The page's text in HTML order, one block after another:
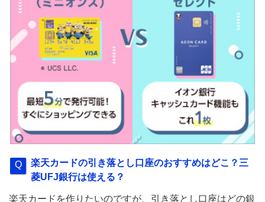
楽天カードの引き落とし口座のおすすめはどこ？三
菱UFJ銀行は使える？
楽天カードを作りたいのですが、引き落とし口座はどの銀